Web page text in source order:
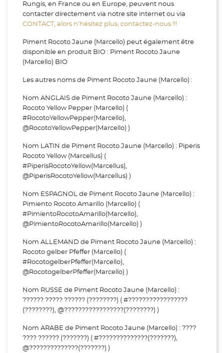
Rungis, en France ou en Europe, peuvent nous
contacter directement via notre site internet ou via
CONTACT, alors n’hésitez plus, contactez-nous !!!
Piment Rocoto Jaune (Marcello) peut également être
disponible en produit BIO : Piment Rocoto Jaune
(Marcello) BIO
Les autres noms de Piment Rocoto Jaune (Marcello) :
Nom ANGLAIS de Piment Rocoto Jaune (Marcello) :
Rocoto Yellow Pepper (Marcello) (
#RocotoYellowPepper(Marcello),
@RocotoYellowPepper(Marcello) )
Nom LATIN de Piment Rocoto Jaune (Marcello) : Piperis
Rocoto Yellow (Marcellus) (
#PiperisRocotoYellow(Marcellus),
@PiperisRocotoYellow(Marcellus) )
Nom ESPAGNOL de Piment Rocoto Jaune (Marcello) :
Pimiento Rocoto Amarillo (Marcello) (
#PimientoRocotoAmarillo(Marcello),
@PimientoRocotoAmarillo(Marcello) )
Nom ALLEMAND de Piment Rocoto Jaune (Marcello) :
Rocoto gelber Pfeffer (Marcello) (
#RocotogelberPfeffer(Marcello),
@RocotogelberPfeffer(Marcello) )
Nom RUSSE de Piment Rocoto Jaune (Marcello) :
?????? ????? ?????? (????????) ( #?????????????????
(????????), @?????????????????(????????) )
Nom ARABE de Piment Rocoto Jaune (Marcello) : ????
???? ?????? (???????) ( #??????????????(???????),
@??????????????(???????) )